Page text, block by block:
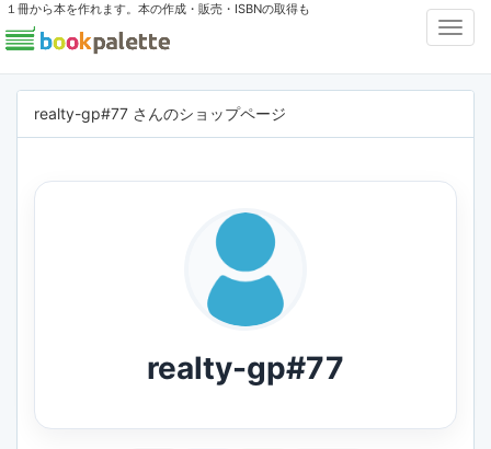
１冊から本を作れます。本の作成・販売・ISBNの取得も
realty-gp#77 さんのショップページ
realty-gp#77